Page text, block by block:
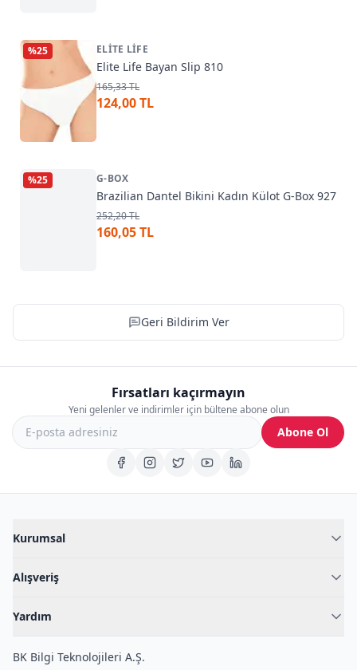
%25 ELITE LIFE
Elite Life Bayan Slip 810
165,33 TL
124,00 TL
%25 G-BOX
Brazilian Dantel Bikini Kadın Külot G-Box 927
252,20 TL
160,05 TL
Geri Bildirim Ver
Fırsatları kaçırmayın
Yeni gelenler ve indirimler için bültene abone olun
Abone Ol
Kurumsal
Blog
İç Giyim Rehberi
Alışveriş
Fantazi İç Giyim
Yardım
BK Bilgi Teknolojileri A.Ş.